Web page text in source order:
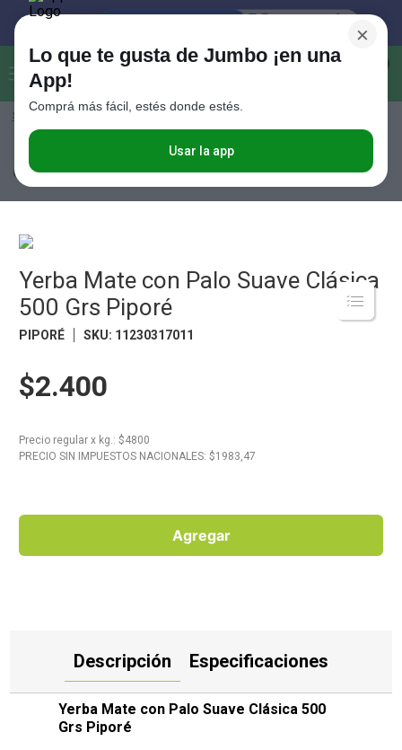
Buscar...
Seleccioná el método de entrega
×
Lo que te gusta de Jumbo ¡en una
App!
Comprá más fácil, estés donde estés.
Usar la app
Desayuno y Merienda Yerbas
Clásica 500 Grs Piporé
Yerba Mate con Palo Suave Clásica
500 Grs Piporé
PIPORÉ SKU: 11230317011
$2.400
Precio regular x kg. : $4800
PRECIO SIN IMPUESTOS NACIONALES: $1983,47
Agregar
Descripción Especificaciones
Yerba Mate con Palo Suave Clásica 500
Grs Piporé
Términos más buscados
.
Valijas
Cerveza
Galletitas
Yerba
Juguetes
. Carne